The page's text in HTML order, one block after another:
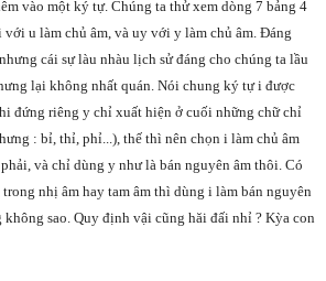
vào một ký tự. Chúng ta thử xem dòng 7 bảng 4
với u làm chủ âm, và uy với y làm chủ âm. Đáng
cái sự làu nhàu lịch sử đáng cho chúng ta lầu
lại không nhất quán. Nói chung ký tự i được
đứng riêng y chỉ xuất hiện ở cuối những chữ chỉ
: bỉ, thỉ, phỉ...), thế thì nên chọn i làm chủ âm
và chỉ dùng y như là bán nguyên âm thôi. Có
nhị âm hay tam âm thì dùng i làm bán nguyên
không sao. Quy định vậi cũng hăi đấi nhỉ ? Kỳa con